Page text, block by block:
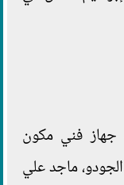
جهاز فني مكون
ماجد علي